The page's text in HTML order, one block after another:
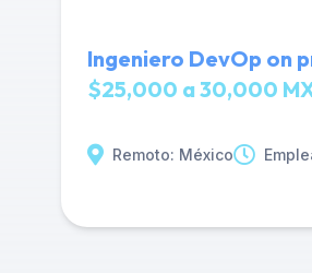
Ingeniero DevOp on
$25,000 a 30,000
Remoto: México